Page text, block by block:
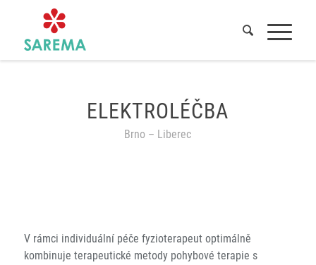
/ Služby
ELEKTROLÉČBA
Brno – Liberec
V rámci individuální péče fyzioterapeut optimálně
kombinuje terapeutické metody pohybové terapie s